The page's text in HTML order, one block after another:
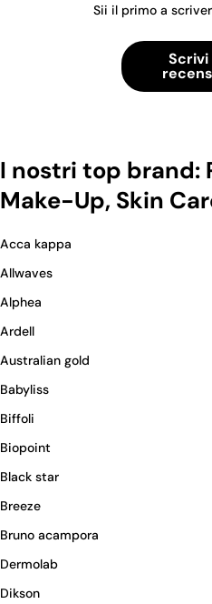
Sii il primo a
Scrivi
I nostri top brand:
Make-Up, Skin
Acca kappa
Allwaves
Alphea
Ardell
Australian gold
Babyliss
Biffoli
Biopoint
Black star
Breeze
Bruno acampora
Dermolab
Dikson